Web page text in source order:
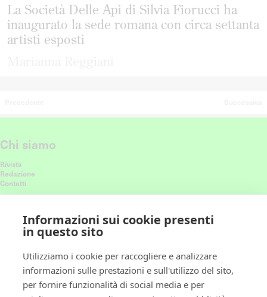
La Società Delle Api di Silvia Fiorucci ha
inaugurato la sede romana con circa settanta
artisti esposti
Chi siamo
Rivista
Redazione
Contatti
Connettiti con noi
Ricevi le nostre ultime storie nel feed
Policy
Informazioni sui cookie presenti
in questo sito
Utilizziamo i cookie per raccogliere e analizzare
informazioni sulle prestazioni e sull'utilizzo del sito,
per fornire funzionalità di social media e per